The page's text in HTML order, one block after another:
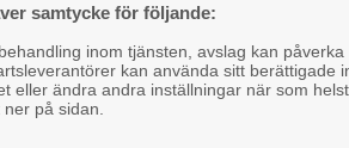
samtycke för följande:
inom tjänsten, avslag kan påverka
kan använda sitt berättigade
eller ändra andra inställningar när som helst
på sidan.